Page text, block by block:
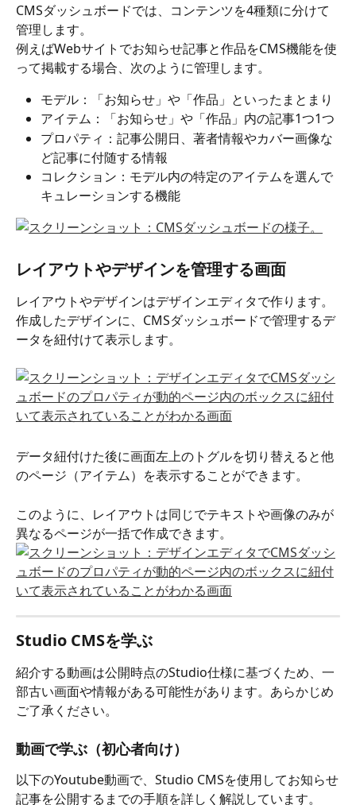
CMSダッシュボードでは、コンテンツを4種類に分けて
管理します。
例えばWebサイトでお知らせ記事と作品をCMS機能を使
って掲載する場合、次のように管理します。
モデル：「お知らせ」や「作品」といったまとまり
アイテム：「お知らせ」や「作品」内の記事1つ1つ
プロパティ：記事公開日、著者情報やカバー画像な
ど記事に付随する情報
コレクション：モデル内の特定のアイテムを選んで
キュレーションする機能
レイアウトやデザインを管理する画面
レイアウトやデザインはデザインエディタで作ります。
作成したデザインに、CMSダッシュボードで管理するデ
ータを紐付けて表示します。
データ紐付けた後に画面左上のトグルを切り替えると他
のページ（アイテム）を表示することができます。
このように、レイアウトは同じでテキストや画像のみが
異なるページが一括で作成できます。
Studio CMSを学ぶ
紹介する動画は公開時点のStudio仕様に基づくため、一
部古い画面や情報がある可能性があります。あらかじめ
ご了承ください。
動画で学ぶ（初心者向け）
以下のYoutube動画で、Studio CMSを使用してお知らせ
記事を公開するまでの手順を詳しく解説しています。